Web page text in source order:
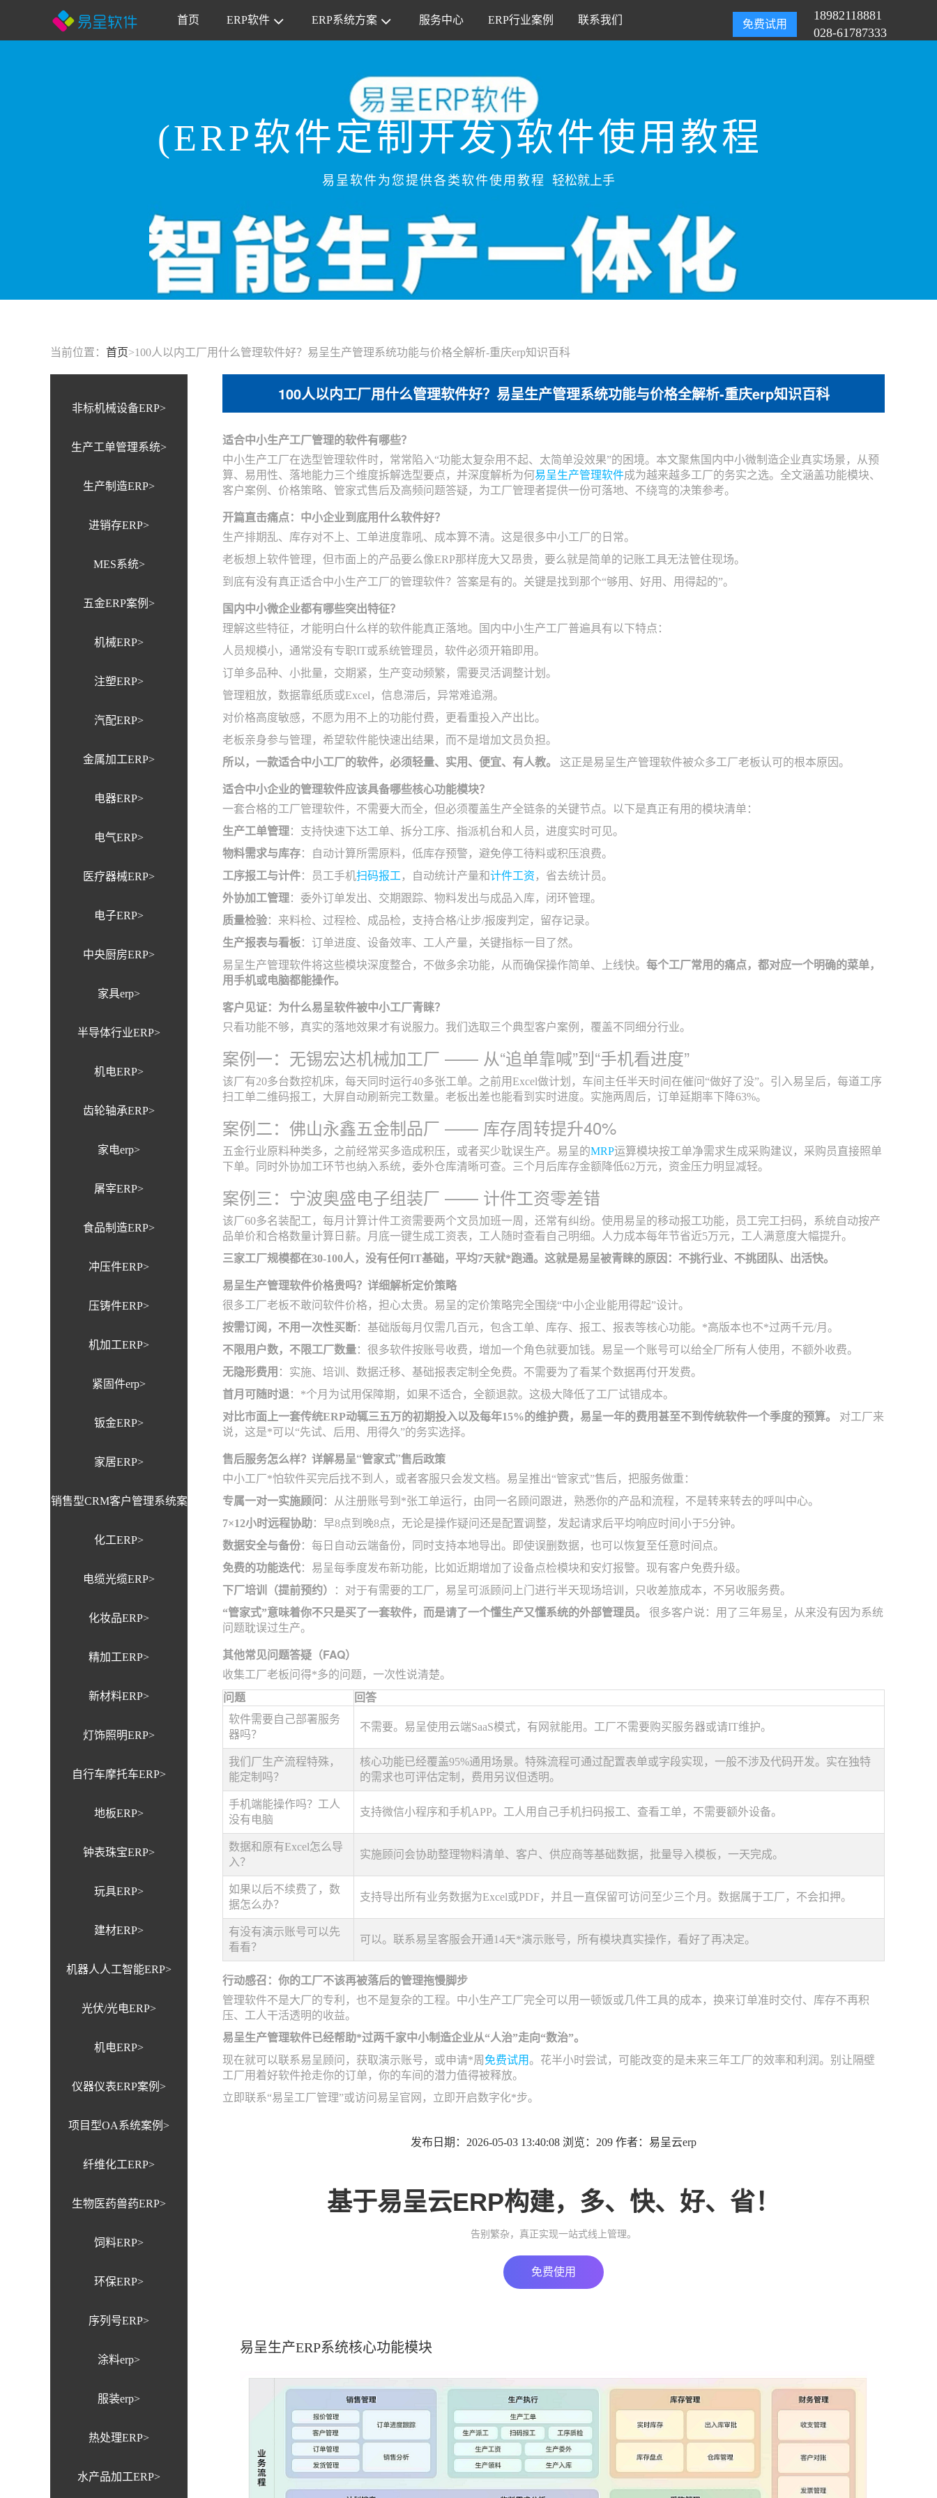
免费试用
18982118881
028-61787333
首页 ERP软件 ERP系统方案 服务中心 ERP行业案例 联系我们
(ERP软件定制开发)软件使用教程
易呈软件为您提供各类软件使用教程 轻松就上手
当前位置： 首页>100人以内工厂用什么管理软件好？易呈生产管理系统功能与价格全解析-重庆erp知识百科
非标机械设备ERP>
生产工单管理系统>
生产制造ERP>
进销存ERP>
MES系统>
五金ERP案例>
机械ERP>
注塑ERP>
汽配ERP>
金属加工ERP>
电器ERP>
电气ERP>
医疗器械ERP>
电子ERP>
中央厨房ERP>
家具erp>
半导体行业ERP>
机电ERP>
齿轮轴承ERP>
家电erp>
屠宰ERP>
食品制造ERP>
冲压件ERP>
压铸件ERP>
机加工ERP>
紧固件erp>
钣金ERP>
家居ERP>
销售型CRM客户管理系统案
例>
化工ERP>
电缆光缆ERP>
化妆品ERP>
精加工ERP>
新材料ERP>
灯饰照明ERP>
自行车摩托车ERP>
地板ERP>
钟表珠宝ERP>
玩具ERP>
建材ERP>
机器人人工智能ERP>
光伏/光电ERP>
机电ERP>
仪器仪表ERP案例>
项目型OA系统案例>
纤维化工ERP>
生物医药兽药ERP>
饲料ERP>
环保ERP>
序列号ERP>
涂料erp>
服装erp>
热处理ERP>
水产品加工ERP>
100人以内工厂用什么管理软件好？易呈生产管理系统功能与价格全解析-重庆erp知识百科
适合中小生产工厂管理的软件有哪些？
中小生产工厂在选型管理软件时，常常陷入“功能太复杂用不起、太简单没效果”的困境。本文聚焦国内中小微制造企业真实场景，从预
算、易用性、落地能力三个维度拆解选型要点，并深度解析为何易呈生产管理软件成为越来越多工厂的务实之选。全文涵盖功能模块、
客户案例、价格策略、管家式售后及高频问题答疑，为工厂管理者提供一份可落地、不绕弯的决策参考。
开篇直击痛点：中小企业到底用什么软件好？
生产排期乱、库存对不上、工单进度靠吼、成本算不清。这是很多中小工厂的日常。
老板想上软件管理，但市面上的产品要么像ERP那样庞大又昂贵，要么就是简单的记账工具无法管住现场。
到底有没有真正适合中小生产工厂的管理软件？答案是有的。关键是找到那个“够用、好用、用得起的”。
国内中小微企业都有哪些突出特征？
理解这些特征，才能明白什么样的软件能真正落地。国内中小生产工厂普遍具有以下特点：
人员规模小，通常没有专职IT或系统管理员，软件必须开箱即用。
订单多品种、小批量，交期紧，生产变动频繁，需要灵活调整计划。
管理粗放，数据靠纸质或Excel，信息滞后，异常难追溯。
对价格高度敏感，不愿为用不上的功能付费，更看重投入产出比。
老板亲身参与管理，希望软件能快速出结果，而不是增加文员负担。
所以，一款适合中小工厂的软件，必须轻量、实用、便宜、有人教。
这正是易呈生产管理软件被众多工厂老板认可的根本原因。
适合中小企业的管理软件应该具备哪些核心功能模块？
一套合格的工厂管理软件，不需要大而全，但必须覆盖生产全链条的关键节点。以下是真正有用的模块清单：
生产工单管理：支持快速下达工单、拆分工序、指派机台和人员，进度实时可见。
物料需求与库存：自动计算所需原料，低库存预警，避免停工待料或积压浪费。
工序报工与计件：员工手机扫码报工 ，自动统计产量和计件工资 ，省去统计员。
外协加工管理：委外订单发出、交期跟踪、物料发出与成品入库，闭环管理。
质量检验：来料检、过程检、成品检，支持合格/让步/报废判定，留存记录。
生产报表与看板 ：订单进度、设备效率、工人产量，关键指标一目了然。
易呈生产管理软件将这些模块深度整合，不做多余功能，从而确保操作简单、上线快。 每个工厂常用的痛点，都对应一个明确的菜单，
用手机或电脑都能操作。
客户见证：为什么易呈软件被中小工厂青睐？
只看功能不够，真实的落地效果才有说服力。我们选取三个典型客户案例，覆盖不同细分行业。
案例一：无锡宏达机械加工厂 —— 从“追单靠喊”到“手机看进度”
该厂有20多台数控机床，每天同时运行40多张工单。之前用Excel做计划，车间主任半天时间在催问“做好了没”。引入易呈后，每道工序
扫工单二维码报工，大屏自动刷新完工数量。老板出差也能看到实时进度。实施两周后，订单延期率下降63%。
案例二：佛山永鑫五金制品厂 —— 库存周转提升40%
五金行业原料种类多，之前经常买多造成积压，或者买少耽误生产。易呈的MRP运算模块按工单净需求生成采购建议，采购员直接照单
下单。同时外协加工环节也纳入系统，委外仓库清晰可查。三个月后库存金额降低62万元，资金压力明显减轻。
案例三：宁波奥盛电子组装厂 —— 计件工资零差错
该厂60多名装配工，每月计算计件工资需要两个文员加班一周，还常有纠纷。使用易呈的移动报工功能，员工完工扫码，系统自动按产
品单价和合格数量计算日薪。月底一键生成工资表，工人随时查看自己明细。人力成本每年节省近5万元，工人满意度大幅提升。
三家工厂规模都在30-100人，没有任何IT基础，平均7天就*跑通。这就是易呈被青睐的原因：不挑行业、不挑团队、出活快。
易呈生产管理软件价格贵吗？详细解析定价策略
很多工厂老板不敢问软件价格，担心太贵。易呈的定价策略完全围绕“中小企业能用得起”设计。
按需订阅，不用一次性买断：基础版每月仅需几百元，包含工单、库存、报工、报表等核心功能。*高版本也不*过两千元/月。
不限用户数，不限工厂数量：很多软件按账号收费，增加一个角色就要加钱。易呈一个账号可以给全厂所有人使用，不额外收费。
无隐形费用 ：实施、培训、数据迁移、基础报表定制全免费。不需要为了看某个数据再付开发费。
首月可随时退：*个月为试用保障期，如果不适合，全额退款。这极大降低了工厂试错成本。
对比市面上一套传统ERP动辄三五万的初期投入以及每年15%的维护费，易呈一年的费用甚至不到传统软件一个季度的预算。
对工厂来
说，这是*可以“先试、后用、用得久”的务实选择。
售后服务怎么样？详解易呈“管家式”售后政策
中小工厂*怕软件买完后找不到人，或者客服只会发文档。易呈推出“管家式”售后，把服务做重：
专属一对一实施顾问 ：从注册账号到*张工单运行，由同一名顾问跟进，熟悉你的产品和流程，不是转来转去的呼叫中心。
7×12小时远程协助：早8点到晚8点，无论是操作疑问还是配置调整，发起请求后平均响应时间小于5分钟。
数据安全与备份：每日自动云端备份，同时支持本地导出。即使误删数据，也可以恢复至任意时间点。
免费的功能迭代：易呈每季度发布新功能，比如近期增加了设备点检模块和安灯报警。现有客户免费升级。
下厂培训（提前预约）
：对于有需要的工厂，易呈可派顾问上门进行半天现场培训，只收差旅成本，不另收服务费。
“管家式”意味着你不只是买了一套软件，而是请了一个懂生产又懂系统的外部管理员。
很多客户说：用了三年易呈，从来没有因为系统
问题耽误过生产。
其他常见问题答疑（FAQ）
收集工厂老板问得*多的问题，一次性说清楚。
问题
回答
软件需要自己部署服务
器吗？
不需要。易呈使用云端SaaS模式，有网就能用。工厂不需要购买服务器或请IT维护。
我们厂生产流程特殊，
能定制吗？
核心功能已经覆盖95%通用场景。特殊流程可通过配置表单或字段实现，一般不涉及代码开发。实在独特
的需求也可评估定制，费用另议但透明。
手机端能操作吗？工人
没有电脑
支持微信小程序和手机APP。工人用自己手机扫码报工、查看工单，不需要额外设备。
数据和原有Excel怎么导
入？
实施顾问会协助整理物料清单、客户、供应商等基础数据，批量导入模板，一天完成。
如果以后不续费了，数
据怎么办？
支持导出所有业务数据为Excel或PDF，并且一直保留可访问至少三个月。数据属于工厂，不会扣押。
有没有演示账号可以先
看看？
可以。联系易呈客服会开通14天*演示账号，所有模块真实操作，看好了再决定。
行动感召：你的工厂不该再被落后的管理拖慢脚步
管理软件不是大厂的专利，也不是复杂的工程。中小生产工厂完全可以用一顿饭或几件工具的成本，换来订单准时交付、库存不再积
压、工人干活透明的收益。
易呈生产管理软件已经帮助*过两千家中小制造企业从“人治”走向“数治”。
现在就可以联系易呈顾问，获取演示账号，或申请*周 免费试用。花半小时尝试，可能改变的是未来三年工厂的效率和利润。别让隔壁
工厂用着好软件抢走你的订单，你的车间的潜力值得被释放。
立即联系“易呈工厂管理”或访问易呈官网，立即开启数字化*步。
发布日期：2026-05-03 13:40:08 浏览：209 作者：易呈云erp
基于易呈云ERP构建，多、快、好、省！
告别繁杂，真正实现一站式线上管理。
免费使用
易呈生产ERP系统核心功能模块